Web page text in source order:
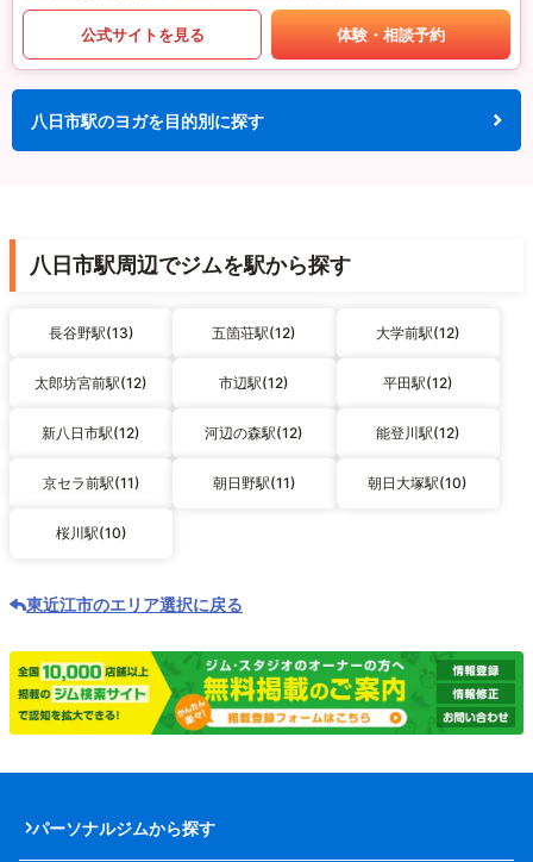
公式サイトを見る 体験・相談予約
八日市駅のヨガを目的別に探す
八日市駅周辺でジムを駅から探す
長谷野駅(13) 五箇荘駅(12) 大学前駅(12)
太郎坊宮前駅(12) 市辺駅(12) 平田駅(12)
新八日市駅(12) 河辺の森駅(12) 能登川駅(12)
京セラ前駅(11) 朝日野駅(11) 朝日大塚駅(10)
桜川駅(10)
東近江市のエリア選択に戻る
パーソナルジムから探す